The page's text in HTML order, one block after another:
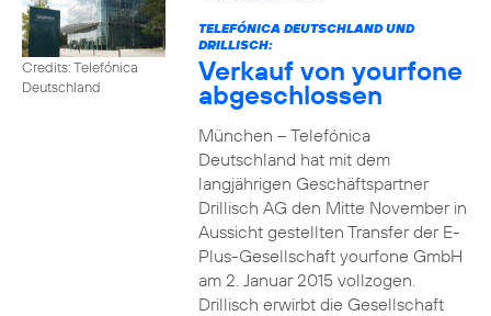
Credits: Telefónica
Deutschland
TELEFÓNICA DEUTSCHLAND UND
DRILLISCH:
Verkauf von yourfone
abgeschlossen
München – Telefónica
Deutschland hat mit dem
langjährigen Geschäftspartner
Drillisch AG den Mitte November in
Aussicht gestellten Transfer der E-
Plus-Gesellschaft yourfone GmbH
am 2. Januar 2015 vollzogen.
Drillisch erwirbt die Gesellschaft